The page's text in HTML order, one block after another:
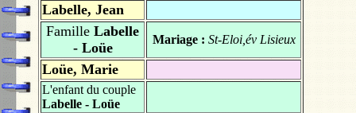
Labelle, Jean
Famille Labelle
- Loüe
Mariage : St-Eloi,év Lisieux
Loüe, Marie
L'enfant du couple
Labelle - Loüe